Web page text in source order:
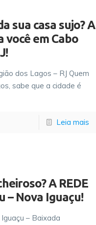
sua casa sujo? A
você em Cabo
dos Lagos – RJ Quem
sabe que a cidade é
Leia mais
A REDE
– Nova Iguaçu!
– Baixada